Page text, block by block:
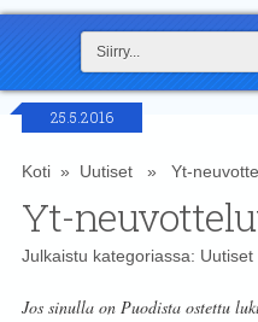
25.5.2016
Koti» Uutiset» Yt-
Yt-
Julkaistu kategoriassa: Uutiset
Jos sinulla on Puodista ostettu